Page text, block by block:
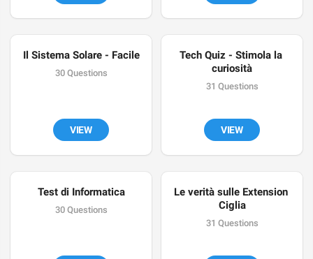
Il Sistema Solare - Facile
30 Questions
VIEW
Tech Quiz - Stimola la
curiosità
31 Questions
VIEW
Test di Informatica
30 Questions
Le verità sulle Extension
Ciglia
31 Questions